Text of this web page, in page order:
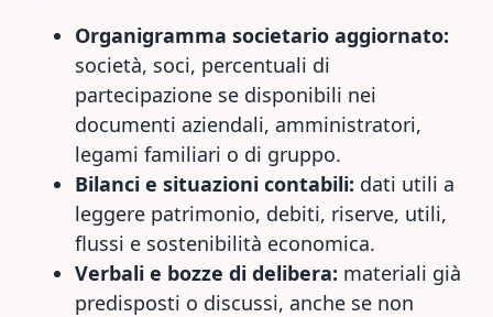
Organigramma societario aggiornato:
società, soci, percentuali di
partecipazione se disponibili nei
documenti aziendali, amministratori,
legami familiari o di gruppo.
Bilanci e situazioni contabili: dati utili a
leggere patrimonio, debiti, riserve, utili,
flussi e sostenibilità economica.
Verbali e bozze di delibera: materiali già
predisposti o discussi, anche se non